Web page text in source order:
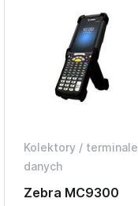
Kolektory / terminale
danych
Zebra MC9300